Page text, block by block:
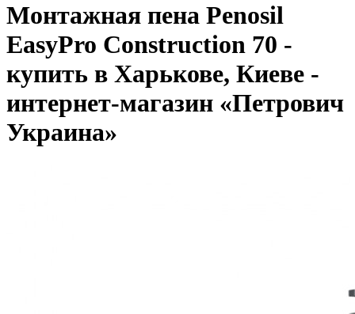
Монтажная пена Penosil
EasyPro Construction 70 -
купить в Харькове, Киеве -
интернет-магазин «Петрович
Украина»